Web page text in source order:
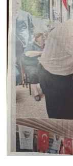
Yemek